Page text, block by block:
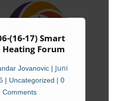
(16-17) Smart
Heating Forum
Jovanovic| Juni
| Uncategorized | 0
Comments